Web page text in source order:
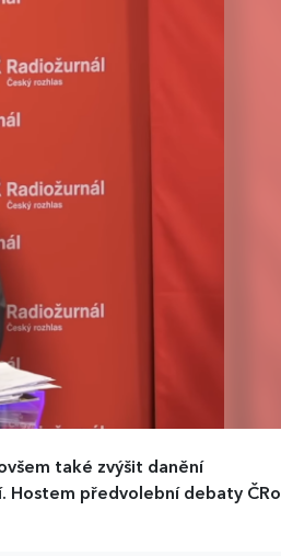
také zvýšit danění
Hostem předvolební debaty ČRo